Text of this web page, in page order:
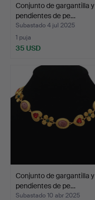
Conjunto de gargantilla y
pendientes de pe…
Subastado 4 jul 2025
1 puja
35 USD
Conjunto de gargantilla y
pendientes de pe…
Subastado 10 abr 2025